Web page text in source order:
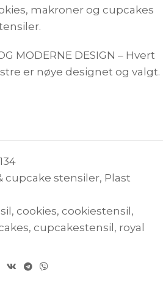
makroner og cupcakes
MODERNE DESIGN – Hvert
er nøye designet og valgt.
cupcake stensiler, Plast
, cookies, cookiestensil,
, cupcakestensil, royal